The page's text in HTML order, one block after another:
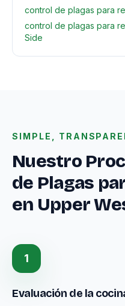
control de plagas para
control de plagas para
Side
SIMPLE,
Nuestro
de Plagas
en Upper
1
Evaluación de la